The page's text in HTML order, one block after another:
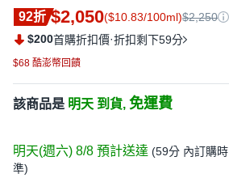
92折 $2,050($10.83/100ml)$2,250
$200首購折扣價·折扣剩下59分
$68 酷澎幣回饋
該商品是 明天 到貨, 免運費
明天(週六) 8/8 預計送達 (59分 內訂購時
準)